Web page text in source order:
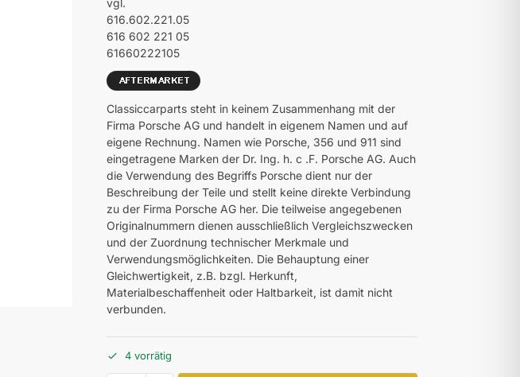
616.602.221.05
616 602 221 05
61660222105
Classiccarparts steht in keinem Zusammenhang mit der
Firma Porsche AG und handelt in eigenem Namen und auf
eigene Rechnung. Namen wie Porsche, 356 und 911 sind
eingetragene Marken der Dr. Ing. h. c .F. Porsche AG. Auch
die Verwendung des Begriffs Porsche dient nur der
Beschreibung der Teile und stellt keine direkte Verbindung
zu der Firma Porsche AG her. Die teilweise angegebenen
Originalnummern dienen ausschließlich Vergleichszwecken
und der Zuordnung technischer Merkmale und
Verwendungsmöglichkeiten. Die Behauptung einer
Gleichwertigkeit, z.B. bzgl. Herkunft,
Materialbeschaffenheit oder Haltbarkeit, ist damit nicht
verbunden.
4 vorrätig